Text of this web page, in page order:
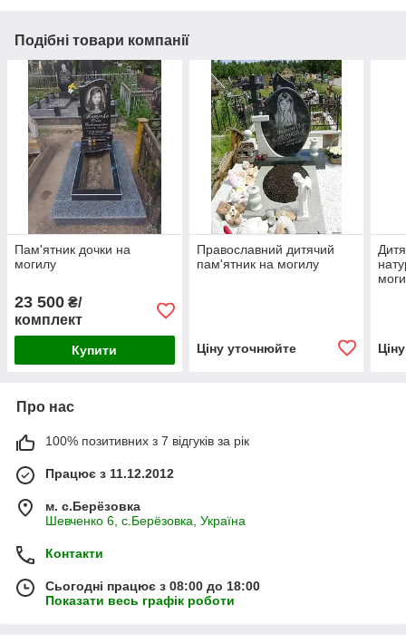
Подібні товари компанії
Пам'ятник дочки на
могилу
23 500 ₴/
комплект
Купити
Православний дитячий
пам'ятник на могилу
Ціну уточнюйте
Про нас
100% позитивних з 7 відгуків за рік
Працює з 11.12.2012
м. с.Берёзовка
Шевченко 6, с.Берёзовка, Україна
Контакти
Сьогодні працює з 08:00 до 18:00
Показати весь графік роботи